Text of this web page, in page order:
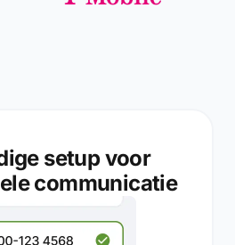
setup voor
communicatie